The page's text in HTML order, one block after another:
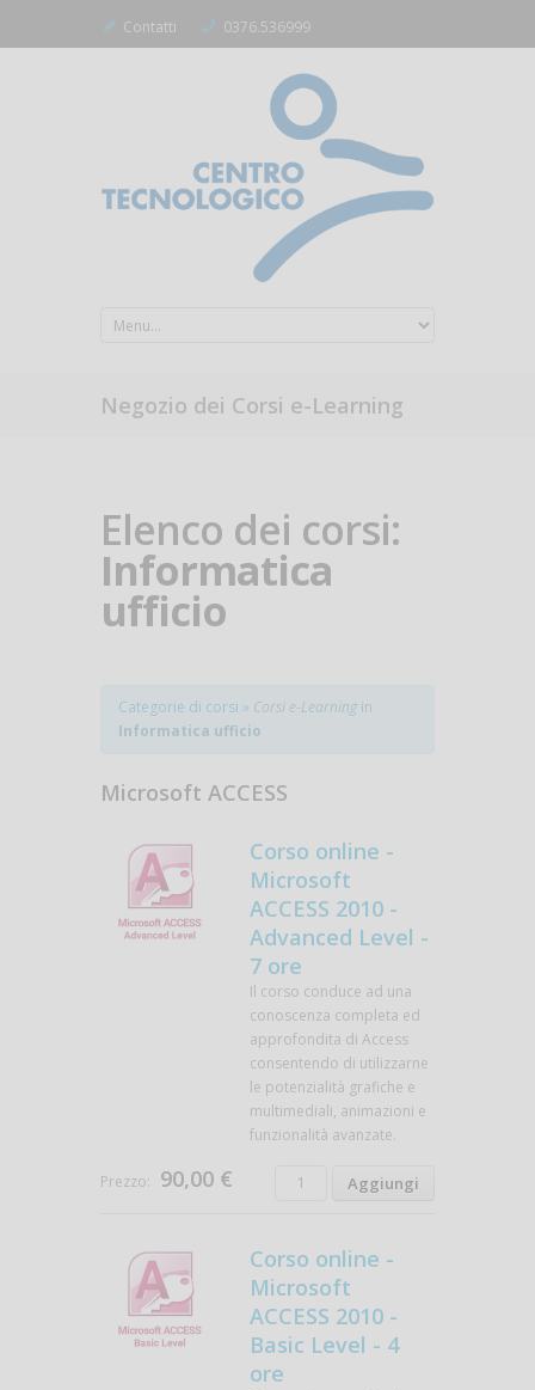
Contatti 0376.536999
Negozio dei Corsi e-Learning
Elenco dei corsi:
Informatica
ufficio
Categorie di corsi » Corsi e-Learning in
Informatica ufficio
Microsoft ACCESS
Corso online -
Microsoft
ACCESS 2010 -
Advanced Level -
7 ore
Il corso conduce ad una
conoscenza completa ed
approfondita di Access
consentendo di utilizzarne
le potenzialità grafiche e
multimediali, animazioni e
funzionalità avanzate.
Prezzo: 90,00 €
Corso online -
Microsoft
ACCESS 2010 -
Basic Level - 4
ore